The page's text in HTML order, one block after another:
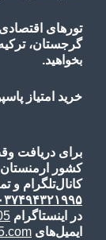
تورهای
گرجستان،
بخواهید.
خرید امتیاز
برای دریافت وقت
کشور ارمنستان
کانال‌تلگرام و
در اینستاگرام
ایمیل‌های